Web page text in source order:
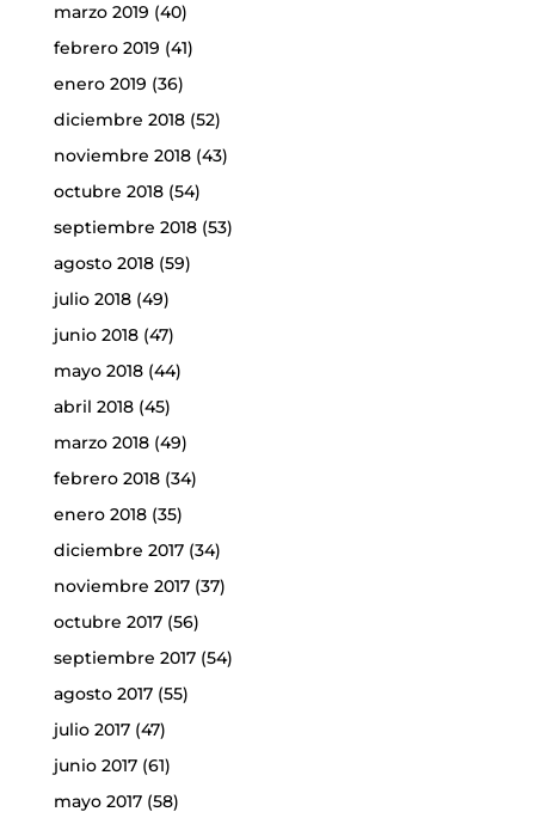
marzo 2019 (40)
febrero 2019 (41)
enero 2019 (36)
diciembre 2018(52)
noviembre 2018(43)
octubre 2018(54)
septiembre 2018(53)
agosto 2018(59)
julio 2018(49)
junio 2018(47)
mayo 2018(44)
abril 2018(45)
marzo 2018(49)
febrero 2018(34)
enero 2018(35)
diciembre 2017(34)
noviembre 2017(37)
octubre 2017(56)
septiembre 2017(54)
agosto 2017(55)
julio 2017(47)
junio 2017(61)
mayo 2017(58)